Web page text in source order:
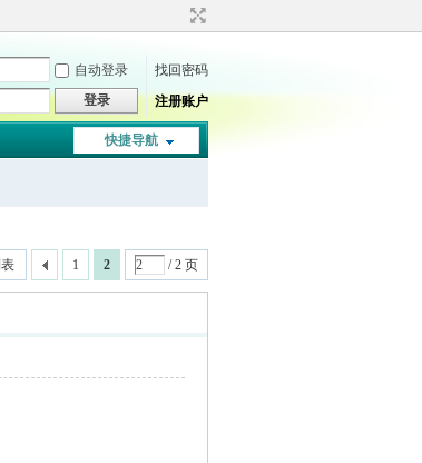
自动登录
找回密码
登录 注册账户
快捷导航
1 2 / 2 页